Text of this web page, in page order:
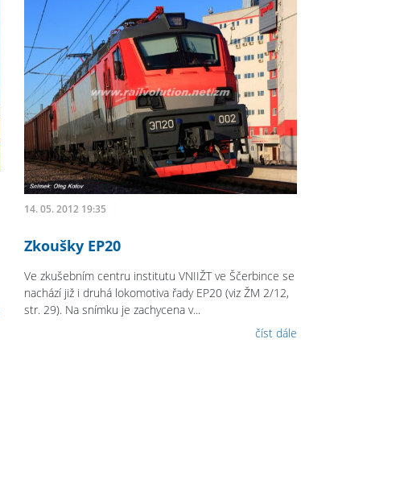
14. 05. 2012 19:35
Zkoušky EP20
Ve zkušebním centru institutu VNIIŽT ve Ščerbince se
nachází již i druhá lokomotiva řady EP20 (viz ŽM 2/12,
str. 29). Na snímku je zachycena v...
číst dále